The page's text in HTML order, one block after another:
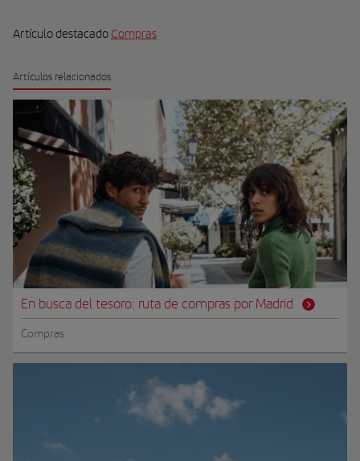
Artículo destacado Compras
Artículos relacionados
En busca del tesoro: ruta de compras por Madrid
Compras